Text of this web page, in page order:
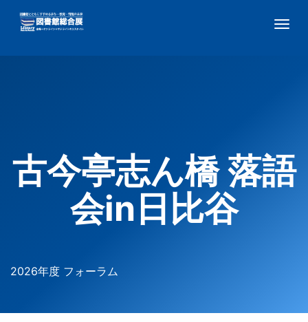
ー
用
メ
ー
古今亭志ん橋 落語
会in日比谷
2026年度 フォーラム